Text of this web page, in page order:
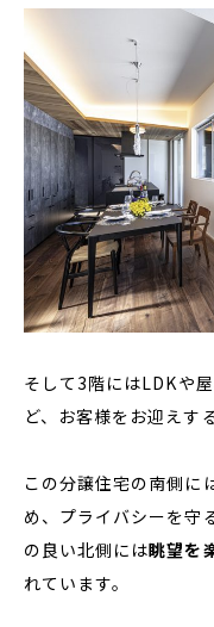
そして3階にはLDKや
ど、お客様をお迎えす
この分譲住宅の南側に
め、プライバシーを守
の良い北側には眺望を
れています。